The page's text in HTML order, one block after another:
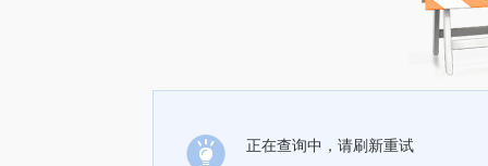
正在查询中，请刷新重试